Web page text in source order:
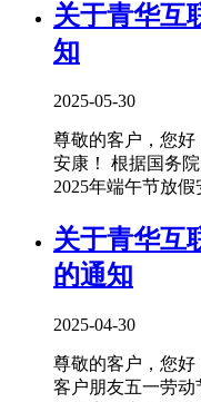
关于青华互
知
2025-05-30
尊敬的客户，您
安康！ 根据国务
2025年端午节放假
关于青华互
的通知
2025-04-30
尊敬的客户，您
客户朋友五一劳